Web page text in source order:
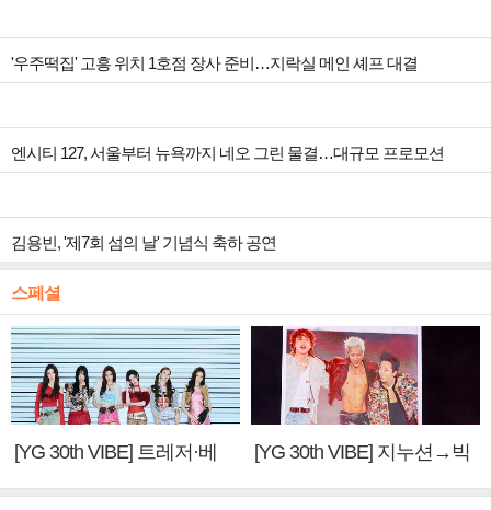
'우주떡집' 고흥 위치 1호점 장사 준비…지락실 메인 셰프 대결
엔시티 127, 서울부터 뉴욕까지 네오 그린 물결…대규모 프로모션
김용빈, '제7회 섬의 날' 기념식 축하 공연
스페셜
[YG 30th VIBE] 트레저·베
[YG 30th VIBE] 지누션→빅